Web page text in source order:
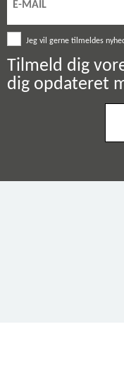
Jeg vil gerne tilmeldes
Tilmeld dig
dig opdateret